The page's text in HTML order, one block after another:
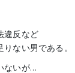
違反など
ない男である。
ないが…